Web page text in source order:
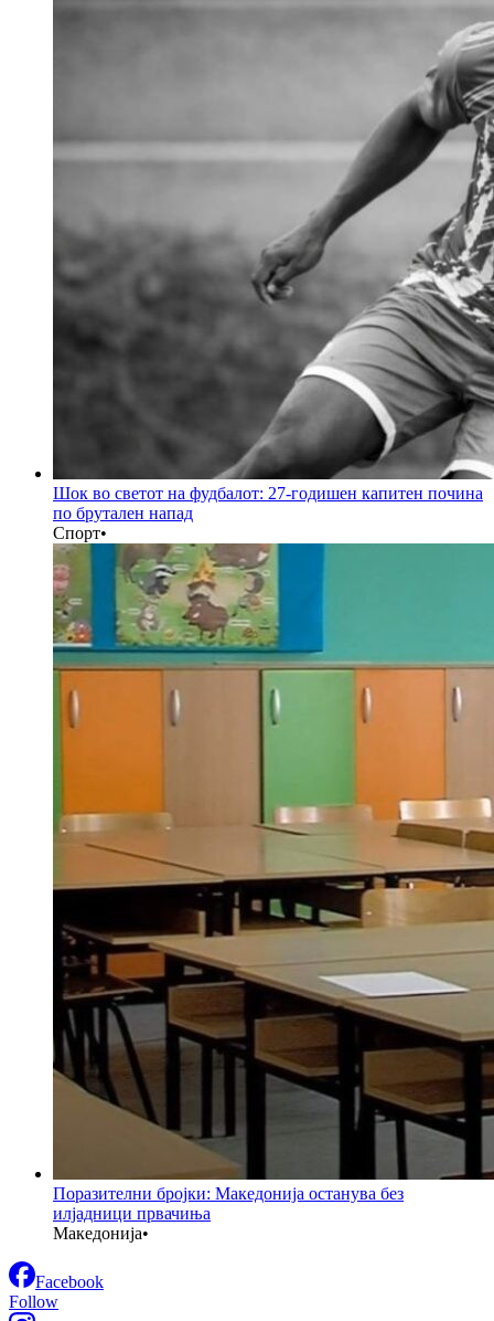
Шок во светот на фудбалот: 27-годишен капитен почина
по брутален напад
Спорт•
Поразителни бројки: Македонија останува без
илјадници првачиња
Македонија•
Facebook
Follow